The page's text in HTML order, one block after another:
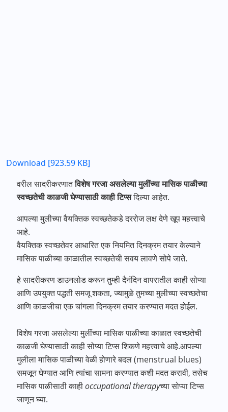
Download [923.59 KB]
वरील सादरीकरणातविशेष गरजा असलेल्या मुलींच्या मासिक पाळीच्या
स्वच्छतेची काळजी घेण्यासाठी काही टिप्सदिल्या आहेत.
आपल्या मुलीच्या वैयक्तिक स्वच्छतेकडे दररोज लक्ष देणे खूप महत्त्वाचे
आहे.
वैयक्तिक स्वच्छतेवर आधारित एक नियमित दिनक्रम तयार केल्याने
मासिक पाळीच्या काळातील स्वच्छतेची सवय लावणे सोपे जाते.
हे सादरीकरण डाउनलोड करून तुम्ही दैनंदिन वापरातील काही सोप्या
आणि उपयुक्त पद्धती समजू शकता, ज्यामुळे तुमच्या मुलीच्या स्वच्छतेचा
आणि काळजीचा एक चांगला दिनक्रम तयार करण्यात मदत होईल.
विशेष गरजा असलेल्या मुलींच्या मासिक पाळीच्या काळात स्वच्छतेची
काळजी घेण्यासाठी काही सोप्या टिप्स शिकणे महत्त्वाचे आहे.आपल्या
मुलीला मासिक पाळीच्या वेळी होणारे बदल (menstrual blues)
समजून घेण्यात आणि त्यांचा सामना करण्यात कशी मदत करावी, तसेच
मासिक पाळीसाठी काहीoccupational therapyच्या सोप्या टिप्स
जाणून घ्या.